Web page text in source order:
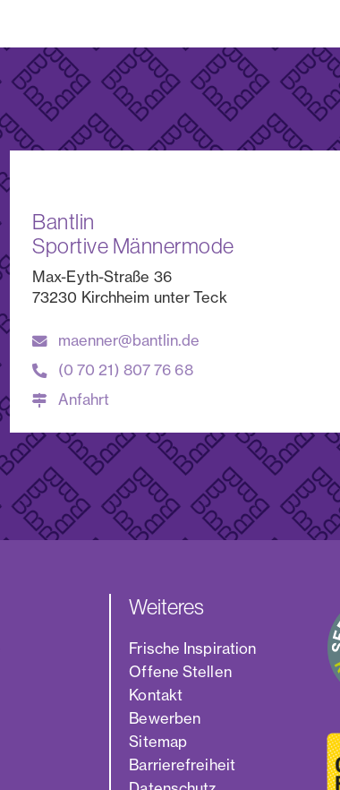
Bantlin
Sportive Männermode
Max-Eyth-Straße 36
73230 Kirchheim unter Teck
maenner@bantlin.de
(0 70 21) 807 76 68
Anfahrt
Weiteres
Frische Inspiration
Offene Stellen
Kontakt
Bewerben
Sitemap
Barrierefreiheit